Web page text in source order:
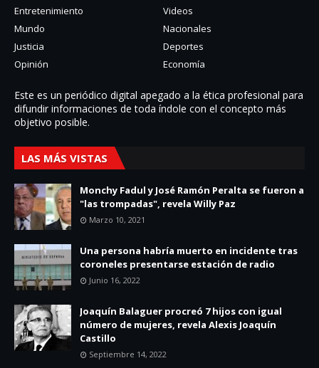
Entretenimiento
Videos
Mundo
Nacionales
Justicia
Deportes
Opinión
Economía
Este es un periódico digital apegado a la ética profesional para
difundir informaciones de toda í­ndole con el concepto más
objetivo posible.
LAS MÁS VISTAS
Monchy Fadul y José Ramón Peralta se fueron a
"las trompadas", revela Willy Paz
Marzo 10, 2021
Una persona habría muerto en incidente tras
coroneles presentarse estación de radio
Junio 16, 2022
Joaquín Balaguer procreó 7 hijos con igual
número de mujeres, revela Alexis Joaquín
Castillo
Septiembre 14, 2022